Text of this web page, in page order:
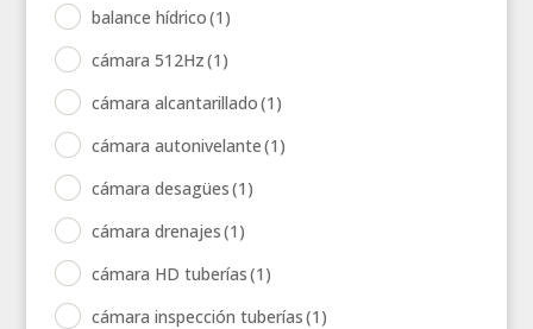
balance hídrico(1)
cámara 512Hz(1)
cámara alcantarillado(1)
cámara autonivelante(1)
cámara desagües(1)
cámara drenajes(1)
cámara HD tuberías(1)
cámara inspección tuberías(1)